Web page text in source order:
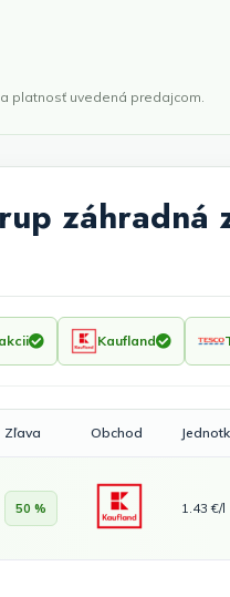
platnosť uvedená predajcom.
záhradná
Kaufland
Zľava Obchod
50 % 1.43 €/l